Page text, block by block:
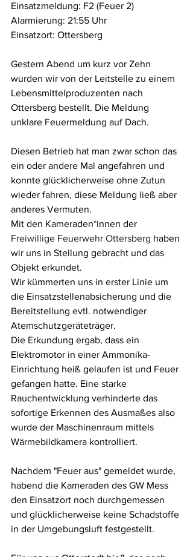
Einsatzmeldung: F2 (Feuer 2)
Alarmierung: 21:55 Uhr
Einsatzort: Ottersberg
Gestern Abend um kurz vor Zehn
wurden wir von der Leitstelle zu einem
Lebensmittelproduzenten nach
Ottersberg bestellt. Die Meldung
unklare Feuermeldung auf Dach.
Diesen Betrieb hat man zwar schon das
ein oder andere Mal angefahren und
konnte glücklicherweise ohne Zutun
wieder fahren, diese Meldung ließ aber
anderes Vermuten.
Mit den Kameraden*innen der
Freiwillige Feuerwehr Ottersberg haben
wir uns in Stellung gebracht und das
Objekt erkundet.
Wir kümmerten uns in erster Linie um
die Einsatzstellenabsicherung und die
Bereitstellung evtl. notwendiger
Atemschutzgeräteträger.
Die Erkundung ergab, dass ein
Elektromotor in einer Ammonika-
Einrichtung heiß gelaufen ist und Feuer
gefangen hatte. Eine starke
Rauchentwicklung verhinderte das
sofortige Erkennen des Ausmaßes also
wurde der Maschinenraum mittels
Wärmebildkamera kontrolliert.
Nachdem "Feuer aus" gemeldet wurde,
habend die Kameraden des GW Mess
den Einsatzort noch durchgemessen
und glücklicherweise keine Schadstoffe
in der Umgebungsluft festgestellt.